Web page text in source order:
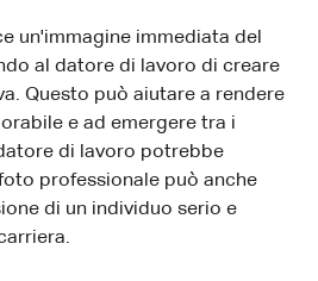
un'immagine immediata del
al datore di lavoro di creare
Questo può aiutare a rendere
e ad emergere tra i
di lavoro potrebbe
professionale può anche
di un individuo serio e